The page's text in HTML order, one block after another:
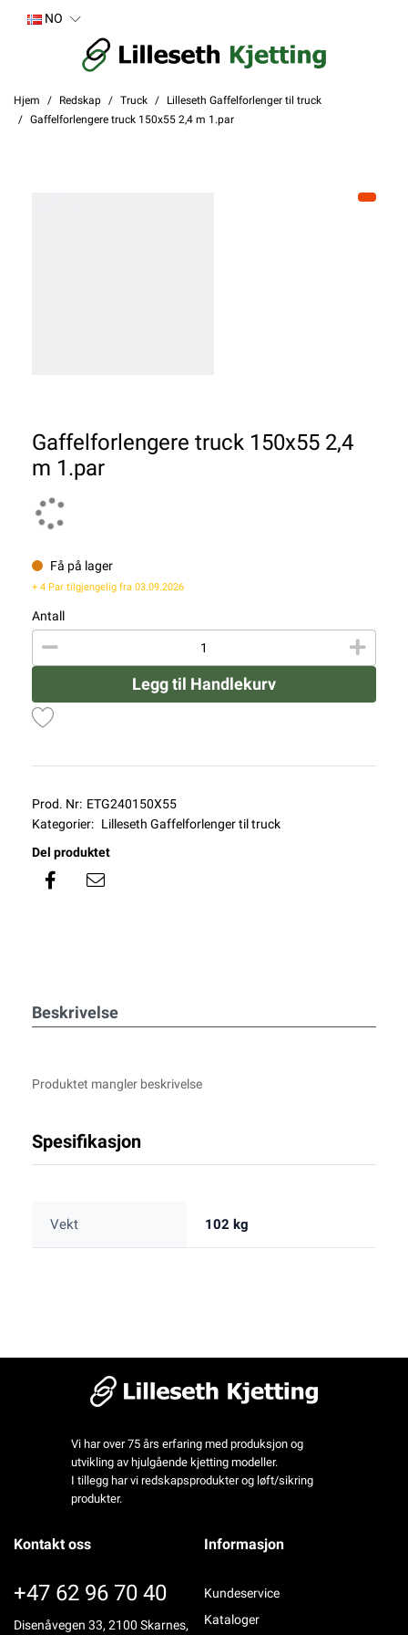
NO
Hjem Redskap Truck
Lilleseth Gaffelforlenger til truck
Gaffelforlengere truck 150x55 2,4 m 1.par
Gaffelforlengere truck 150x55 2,4
m 1.par
Få på lager
+ 4 Par tilgjengelig fra 03.09.2026
Antall
Legg til Handlekurv
Prod. Nr: ETG240150X55
Kategorier: Lilleseth Gaffelforlenger til truck
Del produktet
Beskrivelse
Produktet mangler beskrivelse
Spesifikasjon
Vekt 102 kg
Vi har over 75 års erfaring med produksjon og
utvikling av hjulgående kjetting modeller.
I tillegg har vi redskapsprodukter og løft/sikring
produkter.
Kontakt oss
+47 62 96 70 40
Disenåvegen 33, 2100 Skarnes,
Informasjon
Kundeservice
Kataloger